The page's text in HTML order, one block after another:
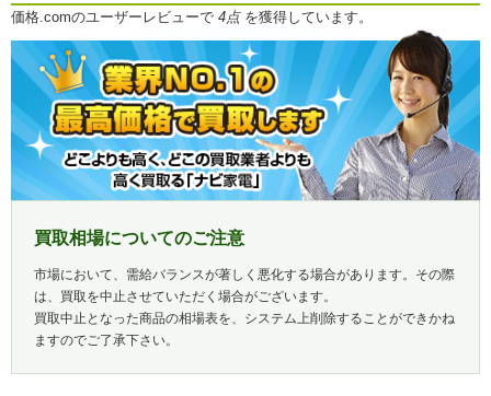
価格.comのユーザーレビューで 4点を獲得しています。
買取相場についてのご注意
市場において、需給バランスが著しく悪化する場合があります。その際
は、買取を中止させていただく場合がございます。
買取中止となった商品の相場表を、システム上削除することができかね
ますのでご了承下さい。